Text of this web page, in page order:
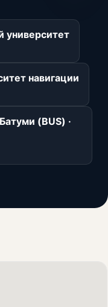
университет
навигации
(BUS) ·